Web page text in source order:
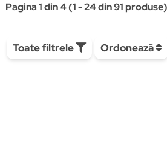
Pagina 1 din 4 (1 - 24 din 91 produse)
Toate filtrele Ordonează